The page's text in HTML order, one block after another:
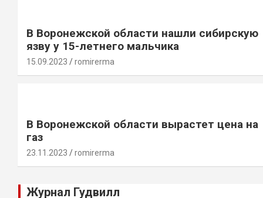
В Воронежской области нашли сибирскую
язву у 15-летнего мальчика
15.09.2023 romirerma
В Воронежской области вырастет цена на
газ
23.11.2023 romirerma
Журнал Гудвилл